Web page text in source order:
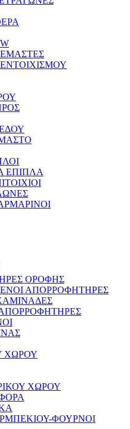
ΕΠΙΠΛΑ
ΟΡΟΦΗΣ
ΑΠΟΡΡΟΦΗΤΗΡΕΣ
ΧΩΡΟΥ
ΧΩΡΟΥ
ΦΟΥΡΝΟΙ